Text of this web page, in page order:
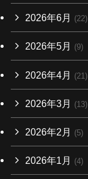
2026年6月 (22)
2026年5月 (9)
2026年4月 (21)
2026年3月 (13)
2026年2月 (5)
2026年1月 (4)